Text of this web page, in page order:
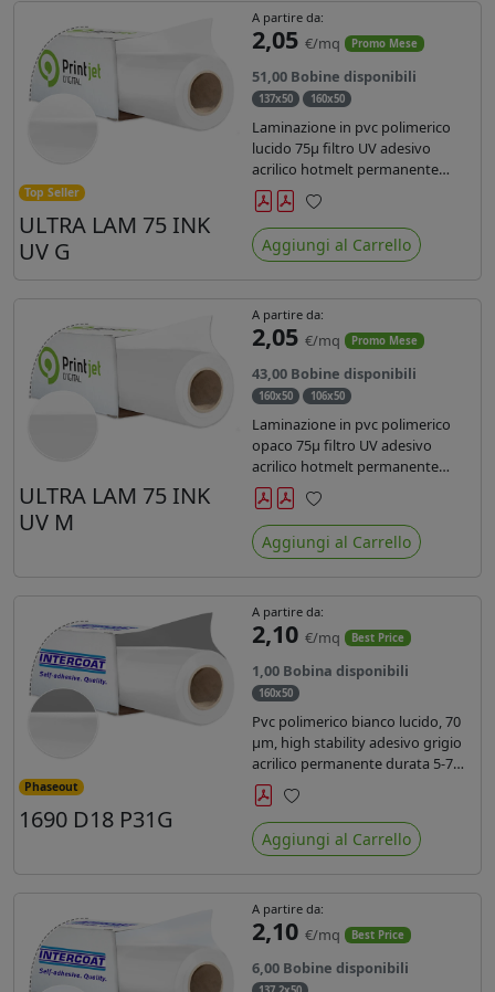
Top Seller
ULTRA LAM 75 INK
UV G
A partire da:
2,05 €/mq Promo Mese
51,00 Bobine disponibili
137x50 160x50
Laminazione in pvc polimerico
lucido 75µ filtro UV adesivo
acrilico hotmelt permanente
specifico per stampe con
inchiostri UV durata 7 anni indoor
e 5 outdoor. Dotato di certificato
ignifugo Bs1d0.
Preferiti
Aggiungi al Carrello
ULTRA LAM 75 INK
UV M
A partire da:
2,05 €/mq Promo Mese
43,00 Bobine disponibili
160x50 106x50
Laminazione in pvc polimerico
opaco 75µ filtro UV adesivo
acrilico hotmelt permanente
specifico per stampe con
inchiostri UV durata 7 anni indoor
e 5 outdoor. Dotato di certificato
ignifugo Bs1d0.
Preferiti
Aggiungi al Carrello
Phaseout
1690 D18 P31G
A partire da:
2,10 €/mq Best Price
1,00 Bobina disponibili
160x50
Pvc polimerico bianco lucido, 70
µm, high stability adesivo grigio
acrilico permanente durata 5-7
anni, per stampe con inchiostri
solvente, ecosolvente, UV e latex.
Preferiti
Aggiungi al Carrello
A partire da:
2,10 €/mq Best Price
6,00 Bobine disponibili